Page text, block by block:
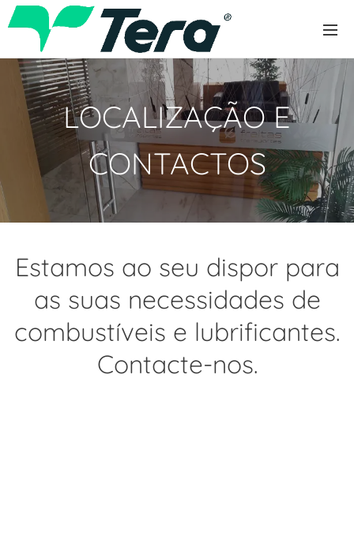
LOCALIZAÇÃO E
CONTACTOS
Estamos ao seu dispor para
as suas necessidades de
combustíveis e lubrificantes.
Contacte-nos.